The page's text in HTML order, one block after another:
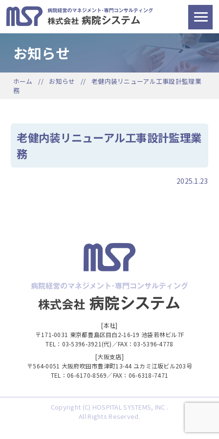
お知らせ
ホーム お知らせ
老健内装リニューアル工事設計監理業
務
老健内装リニューアル工事設計監理業
務
2025.1.23
[本社]
〒171-0031 東京都豊島区目白2-16-19 池袋若林ビル7F
TEL：03-5396-3921(代)／FAX：03-5396-4778
[大阪支店]
〒564-0051 大阪府吹田市豊津町13-44 ユカミ江坂ビル203号
TEL：06-6170-8569／FAX：06-6318-7471
Copyright (C) HOSPITAL SYSTEMS, INC .
All Rights Reserved.